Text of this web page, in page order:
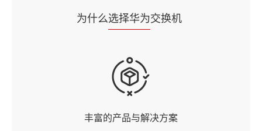
为什么选择华为交换机
丰富的产品与解决方案